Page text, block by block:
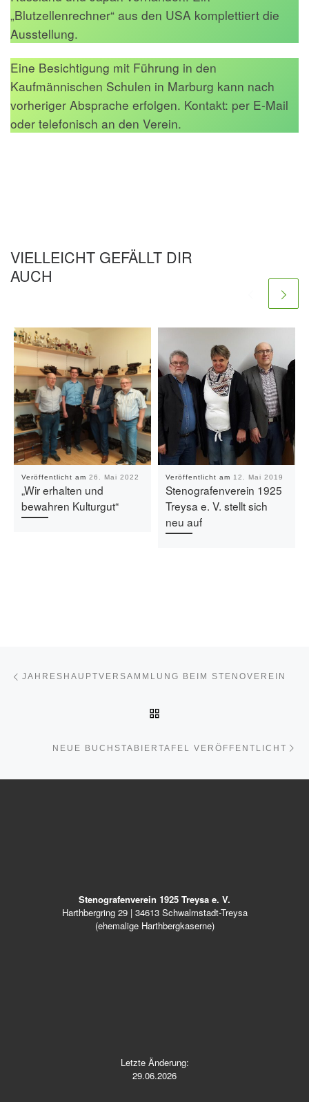
„Blutzellenrechner“ aus den USA komplettiert die
Ausstellung.
Eine Besichtigung mit Führung in den
Kaufmännischen Schulen in Marburg kann nach
vorheriger Absprache erfolgen. Kontakt: per E-Mail
oder telefonisch an den Verein.
VIELLEICHT GEFÄLLT DIR
AUCH
Veröffentlicht am26. Mai 2022
„Wir erhalten und
bewahren Kulturgut“
Veröffentlicht am 12. Mai 2019
Stenografenverein 1925
Treysa e. V. stellt sich
neu auf
JAHRESHAUPTVERSAMMLUNG BEIM STENOVEREIN
NEUE BUCHSTABIERTAFEL VERÖFFENTLICHT
Stenografenverein 1925 Treysa e. V.
Harthbergring 29 | 34613 Schwalmstadt-Treysa
(ehemalige Harthbergkaserne)
Letzte Änderung:
29.06.2026